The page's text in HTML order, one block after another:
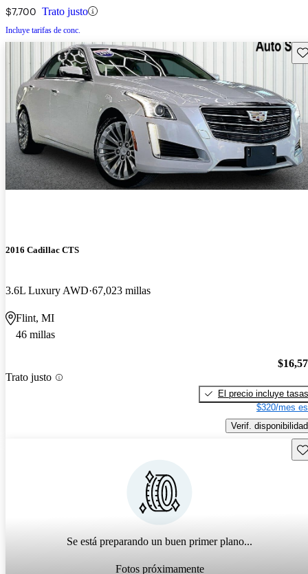
$7,700 Trato justo
Incluye tarifas de conc.
2016 Cadillac CTS
3.6L Luxury AWD 67,023 millas
Flint, MI
46 millas
Trato justo
El precio incluye tasas
$320/mes
Verif. disponibilidad
Se está preparando un buen primer plano...
Fotos próximamente